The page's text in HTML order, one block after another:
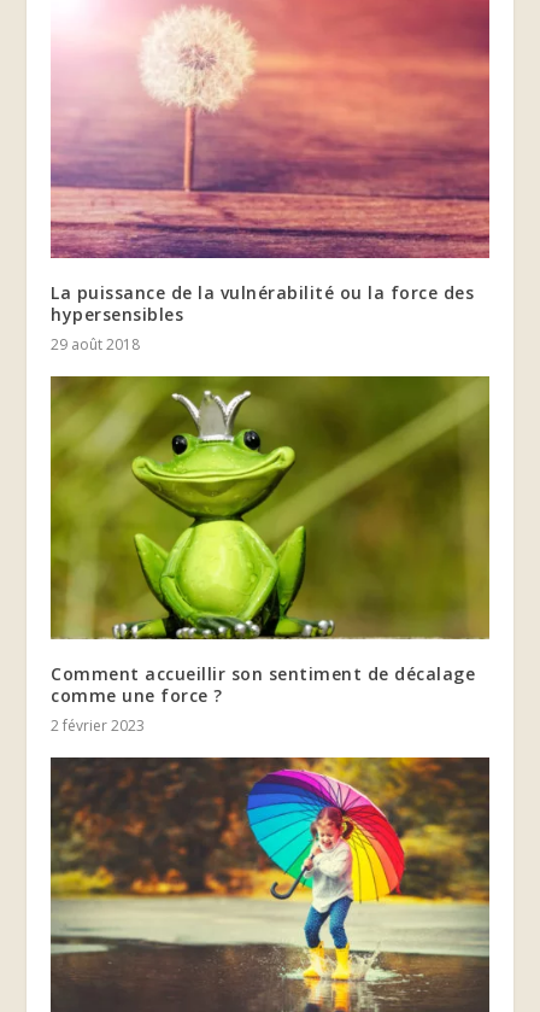
La puissance de la vulnérabilité ou la force des
hypersensibles
29 août 2018
Comment accueillir son sentiment de décalage
comme une force ?
2 février 2023